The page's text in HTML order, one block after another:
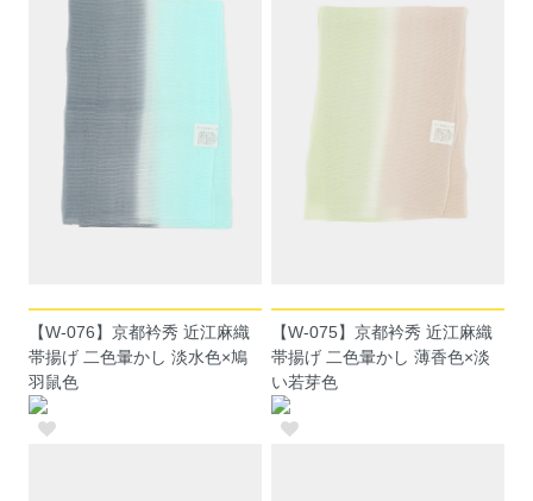
【W-076】京都衿秀 近江麻織
帯揚げ 二色暈かし 淡水色×鳩
羽鼠色
【W-075】京都衿秀 近江麻織
帯揚げ 二色暈かし 薄香色×淡
い若芽色